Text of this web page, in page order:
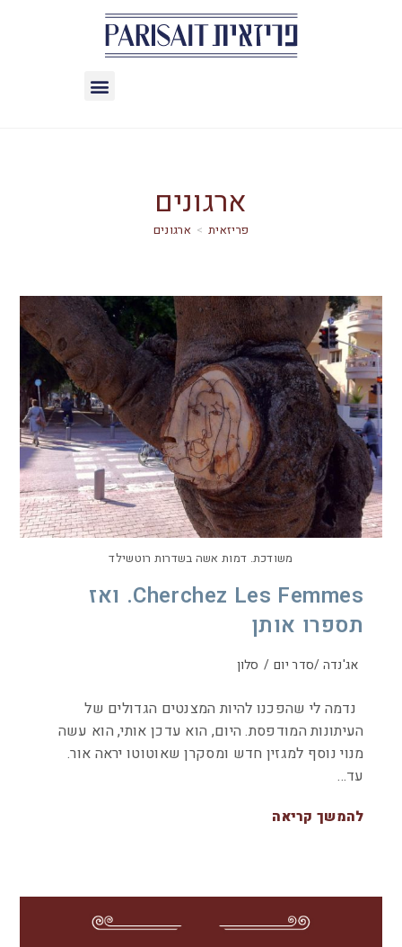
ארגונים
> ארגונים
משודכת. דמות אשה בשדרות רוטשילד
Cherchez Les Femmes. ואז
תספרו אותן
אג'נדה /סדר יום / סלון
נדמה לי שהפכנו להיות המצנטים הגדולים של
העיתונות המודפסת. היום, הוא עדכן אותי, הוא עשה
מנוי נוסף למגזין חדש ומסקרן שאוטוטו יראה אור.
עד…
להמשך קריאה